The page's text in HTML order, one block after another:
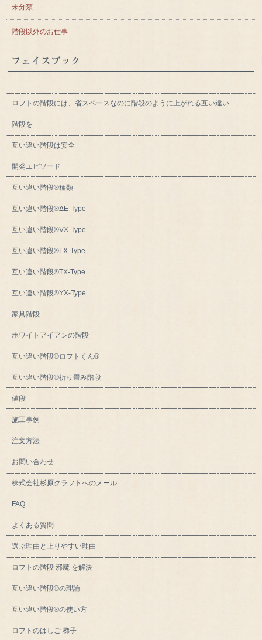
未分類
階段以外のお仕事
フェイスブック
ロフトの階段には、省スペースなのに階段のように上がれる互い違い
階段を
互い違い階段は安全
開発エピソード
互い違い階段®種類
互い違い階段®ΔE-Type
互い違い階段®VX-Type
互い違い階段®LX-Type
互い違い階段®TX-Type
互い違い階段®YX-Type
家具階段
ホワイトアイアンの階段
互い違い階段®ロフトくん®
互い違い階段®折り畳み階段
値段
施工事例
注文方法
お問い合わせ
株式会社杉原クラフトへのメール
FAQ
よくある質問
選ぶ理由と上りやすい理由
ロフトの階段 邪魔 を解決
互い違い階段®の理論
互い違い階段®の使い方
ロフトのはしご 梯子